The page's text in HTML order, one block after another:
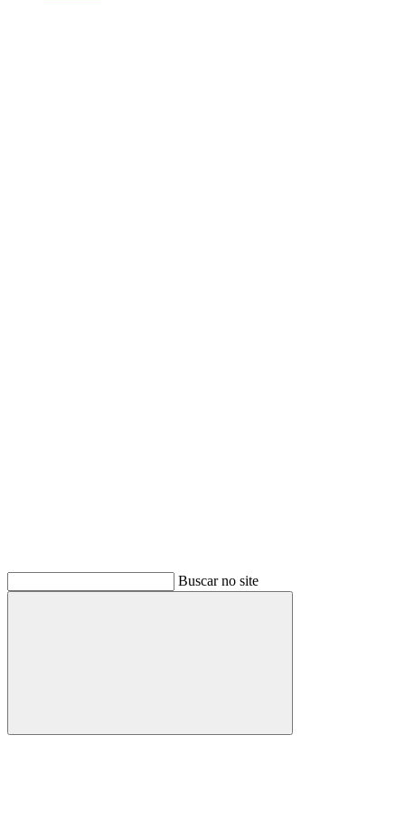
Buscar no site
Buscar